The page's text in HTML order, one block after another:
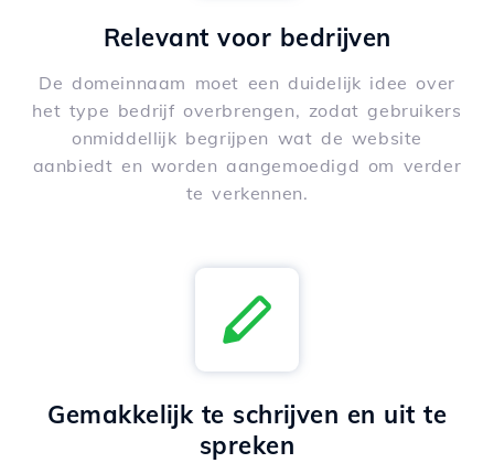
Relevant voor bedrijven
De domeinnaam moet een duidelijk idee over
het type bedrijf overbrengen, zodat gebruikers
onmiddellijk begrijpen wat de website
aanbiedt en worden aangemoedigd om verder
te verkennen.
Gemakkelijk te schrijven en uit te
spreken